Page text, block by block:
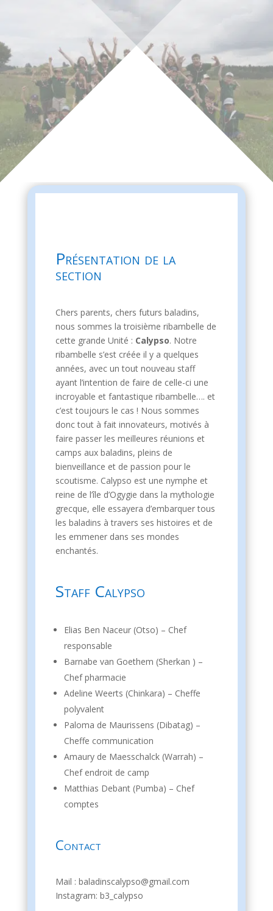
Présentation de la
section
Chers parents, chers futurs baladins,
nous sommes la troisième ribambelle de
cette grande Unité : Calypso. Notre
ribambelle s’est créée il y a quelques
années, avec un tout nouveau staff
ayant l’intention de faire de celle-ci une
incroyable et fantastique ribambelle…. et
c’est toujours le cas ! Nous sommes
donc tout à fait innovateurs, motivés à
faire passer les meilleures réunions et
camps aux baladins, pleins de
bienveillance et de passion pour le
scoutisme. Calypso est une nymphe et
reine de l’île d’Ogygie dans la mythologie
grecque, elle essayera d’embarquer tous
les baladins à travers ses histoires et de
les emmener dans ses mondes
enchantés.
Staff Calypso
Elias Ben Naceur (Otso) – Chef
responsable
Barnabe van Goethem (Sherkan ) –
Chef pharmacie
Adeline Weerts (Chinkara) – Cheffe
polyvalent
Paloma de Maurissens (Dibatag) –
Cheffe communication
Amaury de Maesschalck (Warrah) –
Chef endroit de camp
Matthias Debant (Pumba) – Chef
comptes
Contact
Mail : baladinscalypso@gmail.com
Instagram: b3_calypso